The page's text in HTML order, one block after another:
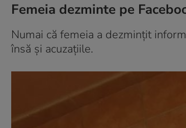
Femeia dezminte pe
Numai că femeia a dezmințit
însă și acuzațiile.